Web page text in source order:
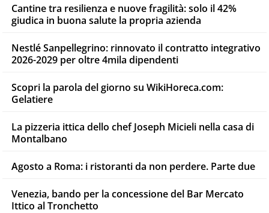
Cantine tra resilienza e nuove fragilità: solo il 42%
giudica in buona salute la propria azienda
Nestlé Sanpellegrino: rinnovato il contratto integrativo
2026-2029 per oltre 4mila dipendenti
Scopri la parola del giorno su WikiHoreca.com:
Gelatiere
La pizzeria ittica dello chef Joseph Micieli nella casa di
Montalbano
Agosto a Roma: i ristoranti da non perdere. Parte due
Venezia, bando per la concessione del Bar Mercato
Ittico al Tronchetto